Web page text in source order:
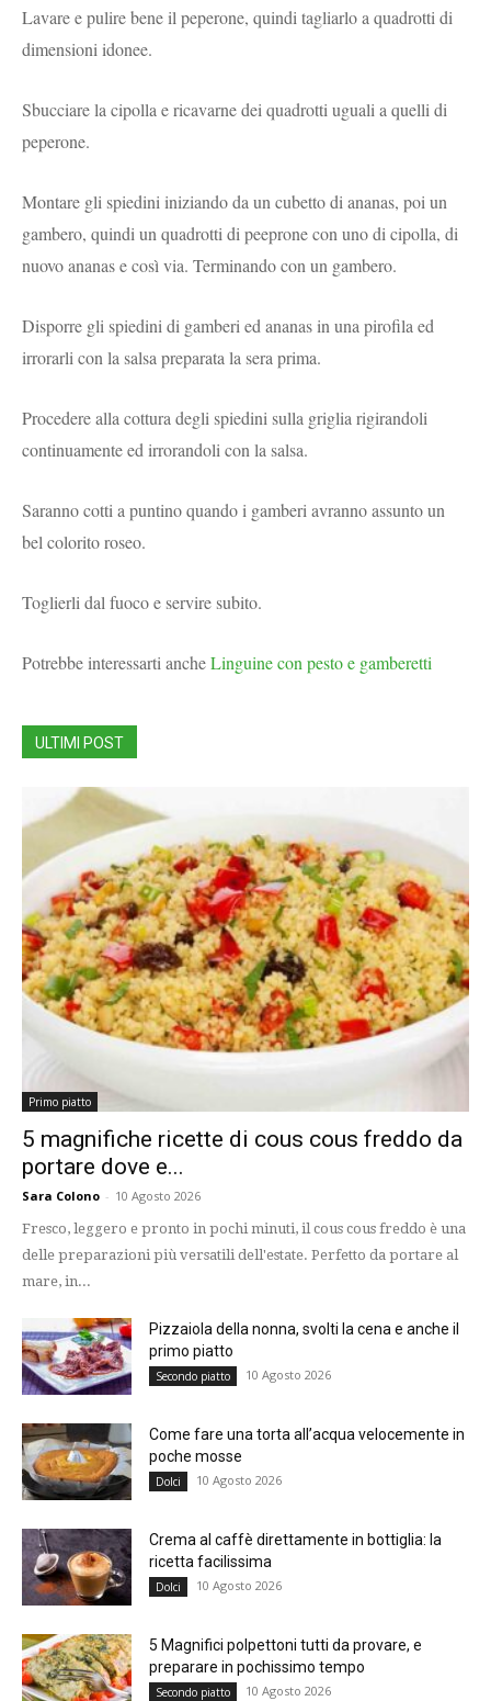
Lavare e pulire bene il peperone, quindi tagliarlo a quadrotti di
dimensioni idonee.
Sbucciare la cipolla e ricavarne dei quadrotti uguali a quelli di
peperone.
Montare gli spiedini iniziando da un cubetto di ananas, poi un
gambero, quindi un quadrotti di peeprone con uno di cipolla, di
nuovo ananas e così via. Terminando con un gambero.
Disporre gli spiedini di gamberi ed ananas in una pirofila ed
irrorarli con la salsa preparata la sera prima.
Procedere alla cottura degli spiedini sulla griglia rigirandoli
continuamente ed irrorandoli con la salsa.
Saranno cotti a puntino quando i gamberi avranno assunto un
bel colorito roseo.
Toglierli dal fuoco e servire subito.
Potrebbe interessarti ancheLinguine con pesto e gamberetti
ULTIMI POST
Primo piatto
5 magnifiche ricette di cous cous freddo da
portare dove e...
Sara Colono - 10 Agosto 2026
Fresco, leggero e pronto in pochi minuti, il cous cous freddo è una
delle preparazioni più versatili dell'estate. Perfetto da portare al
mare, in...
Pizzaiola della nonna, svolti la cena e anche il
primo piatto
Secondo piatto 10 Agosto 2026
Come fare una torta all’acqua velocemente in
poche mosse
Dolci 10 Agosto 2026
Crema al caffè direttamente in bottiglia: la
ricetta facilissima
Dolci 10 Agosto 2026
5 Magnifici polpettoni tutti da provare, e
preparare in pochissimo tempo
Secondo piatto 10 Agosto 2026